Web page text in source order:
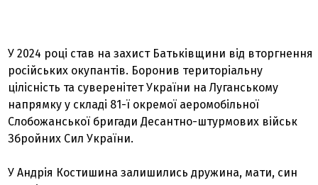
У 2024 році став на захист Батьківщини від вторгнення
російських окупантів. Боронив територіальну
цілісність та суверенітет України на Луганському
напрямку у складі 81-ї окремої аеромобільної
Слобожанської бригади Десантно-штурмових військ
Збройних Сил України.
У Андрія Костишина залишились дружина, мати, син